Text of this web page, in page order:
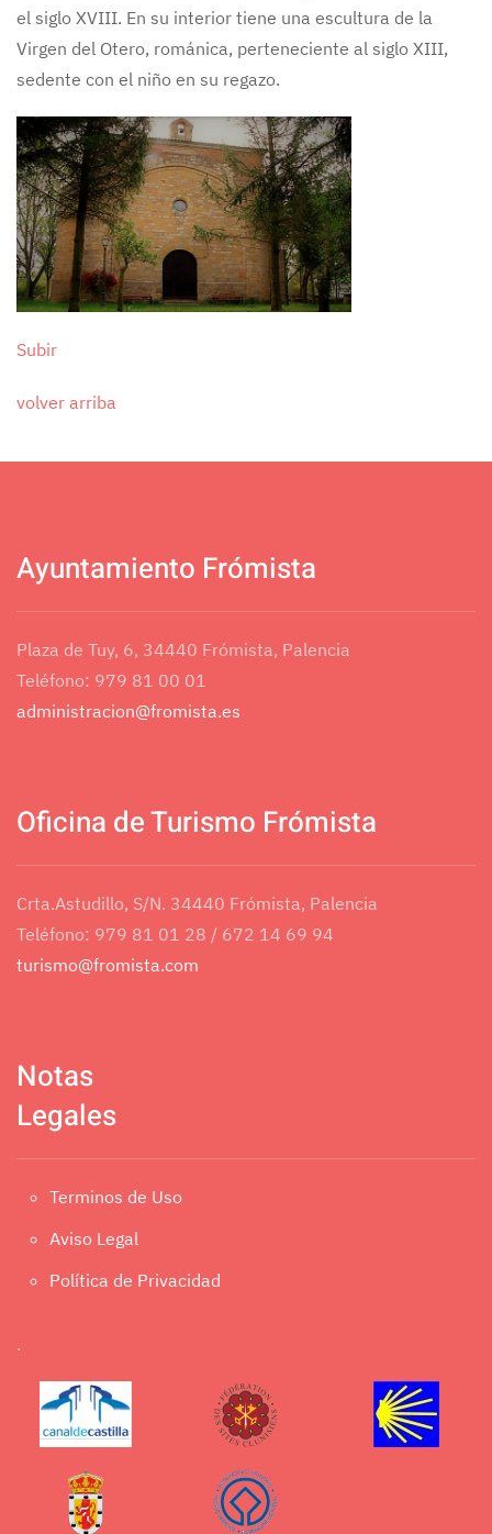
el siglo XVIII. En su interior tiene una escultura de la
Virgen del Otero, románica, perteneciente al siglo XIII,
sedente con el niño en su regazo.
Subir
volver arriba
Ayuntamiento Frómista
Plaza de Tuy, 6, 34440 Frómista, Palencia
Teléfono: 979 81 00 01
administracion@fromista.es
Oficina de Turismo Frómista
Crta.Astudillo, S/N. 34440 Frómista, Palencia
Teléfono: 979 81 01 28 / 672 14 69 94
turismo@fromista.com
Notas
Legales
Terminos de Uso
Aviso Legal
Política de Privacidad
.